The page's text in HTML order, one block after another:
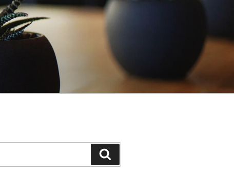
索